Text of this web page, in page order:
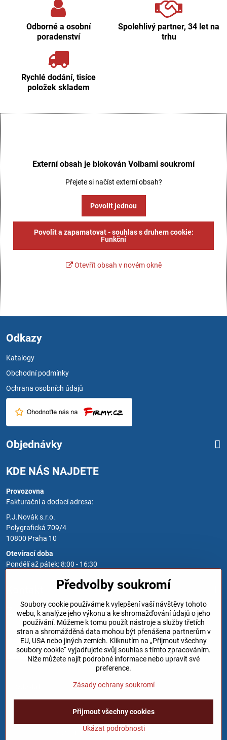
Odborné a osobní
poradenství
Spolehlivý partner, 34 let na
trhu
Rychlé dodání, tisíce
položek skladem
Externí obsah je blokován Volbami soukromí
Přejete si načíst externí obsah?
Povolit jednou
Povolit a zapamatovat - souhlas s druhem cookie:
Funkční
Otevřít obsah v novém okně
Odkazy
Katalogy
Obchodní podmínky
Ochrana osobních údajů
Objednávky
KDE NÁS NAJDETE
Provozovna
Fakturační a dodací adresa:
P.J.Novák s.r.o.
Polygrafická 709/4
10800 Praha 10
Otevírací doba
Pondělí až pátek: 8:00 - 16:30
Zavoláme Vám zpět
Váš telefon*
©2026CopyrightPředvolby soukromíZásady ochrany soukromí
Vytvořeno systémem:ByznysWeb.cz
Předvolby soukromí
Soubory cookie používáme k vylepšení vaší návštěvy tohoto
webu, k analýze jeho výkonu a ke shromažďování údajů o jeho
používání. Můžeme k tomu použít nástroje a služby třetích
stran a shromážděná data mohou být přenášena partnerům v
EU, USA nebo jiných zemích. Kliknutím na „Přijmout všechny
soubory cookie“ vyjadřujete svůj souhlas s tímto zpracováním.
Níže můžete najít podrobné informace nebo upravit své
preference.
Zásady ochrany soukromí
Ukázat podrobnosti
Přijmout všechny cookies